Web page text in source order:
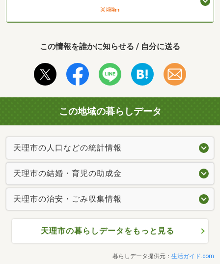
この情報を誰かに知らせる / 自分に送る
この地域の暮らしデータ
天理市の人口などの統計情報
天理市の結婚・育児の助成金
天理市の治安・ごみ収集情報
天理市の暮らしデータをもっと見る
暮らしデータ提供元： 生活ガイド.com